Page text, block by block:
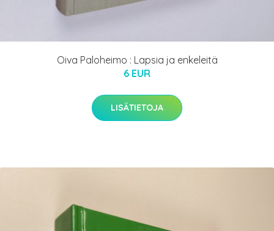
Oiva Paloheimo : Lapsia ja enkeleitä
6 EUR
LISÄTIETOJA